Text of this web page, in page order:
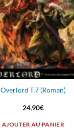
Overlord T.7 (Roman)
24,90€
AJOUTER AU PANIER